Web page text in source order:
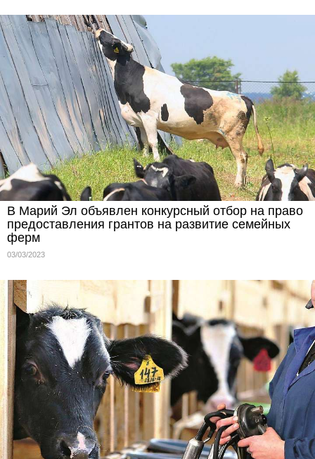
В Марий Эл объявлен конкурсный отбор на право
предоставления грантов на развитие семейных
ферм
03/03/2023